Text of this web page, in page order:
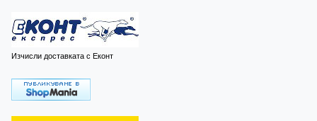
Изчисли доставката с Еконт